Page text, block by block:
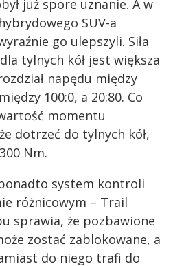
już spore uznanie. A w
SUV-a
go ulepszyli. Siła
tylnych kół jest większa
napędu między
100:0, a 20:80. Co
momentu
dotrzeć do tylnych kół,
Nm.
system kontroli
różnicowym – Trail
sprawia, że pozbawione
zostać zablokowane, a
do niego trafi do